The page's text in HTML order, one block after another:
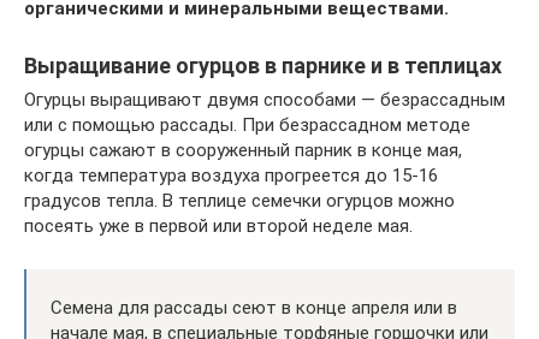
органическими и минеральными веществами.
Выращивание огурцов в парнике и в теплицах
Огурцы выращивают двумя способами — безрассадным
или с помощью рассады. При безрассадном методе
огурцы сажают в сооруженный парник в конце мая,
когда температура воздуха прогреется до 15-16
градусов тепла. В теплице семечки огурцов можно
посеять уже в первой или второй неделе мая.
Семена для рассады сеют в конце апреля или в
начале мая, в специальные торфяные горшочки или